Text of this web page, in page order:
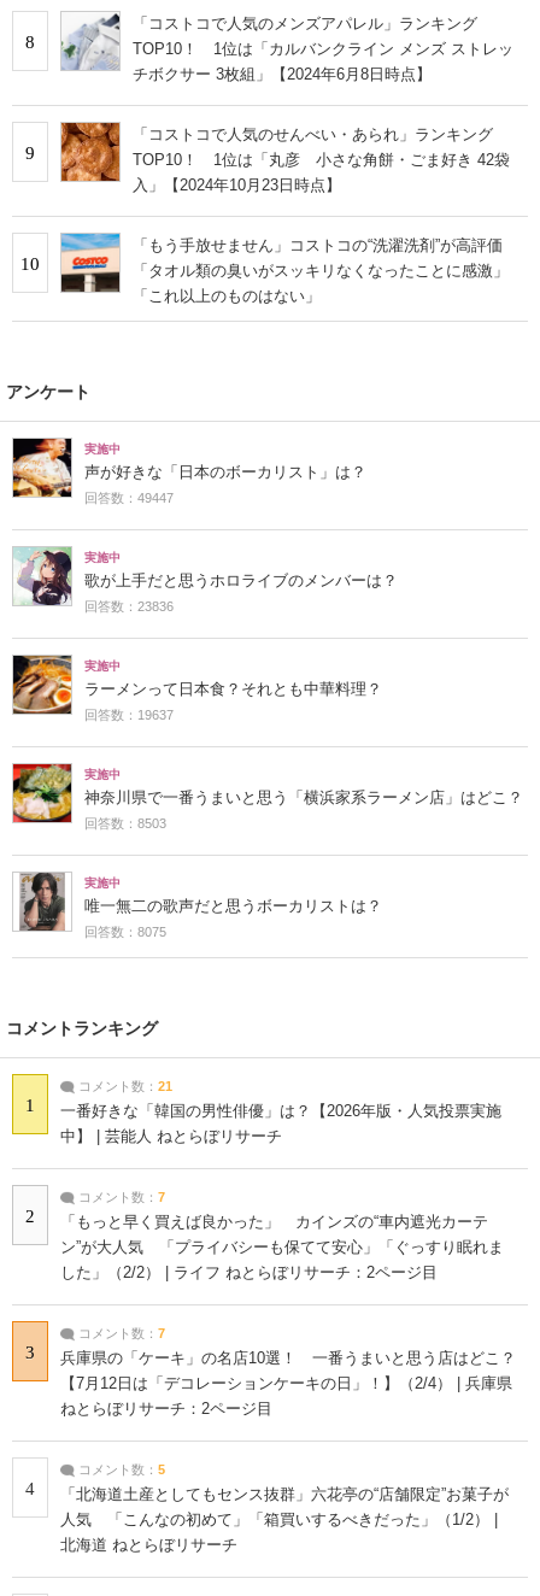
8
「コストコで人気のメンズアパレル」ランキング
TOP10！ 1位は「カルバンクライン メンズ ストレッ
チボクサー 3枚組」【2024年6月8日時点】
9
「コストコで人気のせんべい・あられ」ランキング
TOP10！ 1位は「丸彦 小さな角餅・ごま好き 42袋
入」【2024年10月23日時点】
10
「もう手放せません」コストコの“洗濯洗剤”が高評価
「タオル類の臭いがスッキリなくなったことに感激」
「これ以上のものはない」
アンケート
実施中
声が好きな「日本のボーカリスト」は？
回答数：49447
実施中
歌が上手だと思うホロライブのメンバーは？
回答数：23836
実施中
ラーメンって日本食？それとも中華料理？
回答数：19637
実施中
神奈川県で一番うまいと思う「横浜家系ラーメン店」はどこ？
回答数：8503
実施中
唯一無二の歌声だと思うボーカリストは？
回答数：8075
コメントランキング
1
コメント数： 21
一番好きな「韓国の男性俳優」は？【2026年版・人気投票実施
中】 | 芸能人 ねとらぼリサーチ
2
コメント数： 7
「もっと早く買えば良かった」 カインズの“車内遮光カーテ
ン”が大人気 「プライバシーも保てて安心」「ぐっすり眠れま
した」（2/2） | ライフ ねとらぼリサーチ：2ページ目
3
コメント数： 7
兵庫県の「ケーキ」の名店10選！ 一番うまいと思う店はどこ？
【7月12日は「デコレーションケーキの日」！】（2/4） | 兵庫県
ねとらぼリサーチ：2ページ目
4
コメント数： 5
「北海道土産としてもセンス抜群」六花亭の“店舗限定”お菓子が
人気 「こんなの初めて」「箱買いするべきだった」（1/2） |
北海道 ねとらぼリサーチ